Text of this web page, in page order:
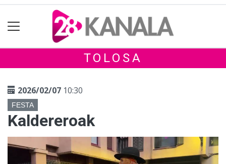
TOLOSA
2026/02/07 10:30
FESTA
Kaldereroak